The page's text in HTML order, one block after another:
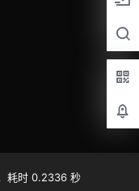
耗时 0.2336 秒